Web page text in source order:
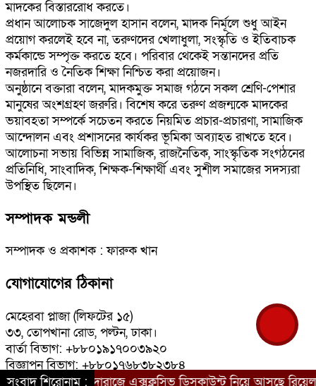
সংবাদ শিরোনাম :জন্য দারাজে এক্সক্লুসিভ ডিসকাউন্ট নিয়ে আসছে রিয়েলমি
মাদকের বিস্তাররোধ করতে।
প্রধান আলোচক সাজেদুল হাসান বলেন, মাদক নির্মূলে শুধু আইন
প্রয়োগ করলেই হবে না, তরুণদের খেলাধুলা, সংস্কৃতি ও ইতিবাচক
কর্মকান্ডে সম্পৃক্ত করতে হবে। পরিবার থেকেই সন্তানদের প্রতি
নজরদারি ও নৈতিক শিক্ষা নিশ্চিত করা প্রয়োজন।
অনুষ্ঠানে বক্তারা বলেন, মাদকমুক্ত সমাজ গঠনে সকল শ্রেণি-পেশার
মানুষের অংশগ্রহণ জরুরি। বিশেষ করে তরুণ প্রজন্মকে মাদকের
ভয়াবহতা সম্পর্কে সচেতন করতে নিয়মিত প্রচার-প্রচারণা, সামাজিক
আন্দোলন এবং প্রশাসনের কার্যকর ভূমিকা অব্যাহত রাখতে হবে।
আলোচনা সভায় বিভিন্ন সামাজিক, রাজনৈতিক, সাংস্কৃতিক সংগঠনের
প্রতিনিধি, সাংবাদিক, শিক্ষক-শিক্ষার্থী এবং সুশীল সমাজের সদস্যরা
উপস্থিত ছিলেন।
সম্পাদক মন্ডলী
সম্পাদক ও প্রকাশক : ফারুক খান
যোগাযোগের ঠিকানা
মেহেরবা প্লাজা (লিফটের ১৫)
৩৩, তোপখানা রোড, পল্টন, ঢাকা।
বার্তা বিভাগ: +৮৮০১৯১৭০০৩৯২০
বিজ্ঞাপন বিভাগ: +৮৮০১৭৬৮৩৮২৩৮৪
ই-মেইল: bangladeshkantha@yahoo.com<.br>